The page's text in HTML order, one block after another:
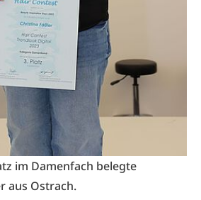
im Damenfach belegte
aus Ostrach.